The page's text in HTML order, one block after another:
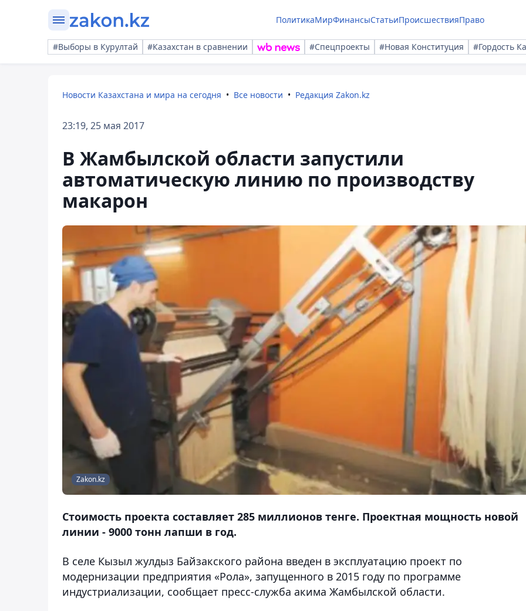
ПолитикаМирФинансыСтатьиПроисшествияПраво
#Выборы в Курултай #Казахстан в сравнении #Спецпроекты #Новая Конституция #Гордость
Новости Казахстана и мира на сегодня Все новости Редакция Zakon.kz
23:19, 25 мая 2017
В Жамбылской области запустили
автоматическую линию по производству
макарон
Zakon.kz
Стоимость проекта составляет 285 миллионов тенге. Проектная мощность новой
линии - 9000 тонн лапши в год.
В селе Кызыл жулдыз Байзакского района введен в эксплуатацию проект по
модернизации предприятия «Рола», запущенного в 2015 году по программе
индустриализации, сообщает пресс-служба акима Жамбылской области.